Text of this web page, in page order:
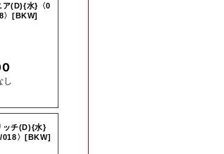
ア(D){水}〈0
〉[BKW]
し
ッチ(D){水}
018〉[BKW]